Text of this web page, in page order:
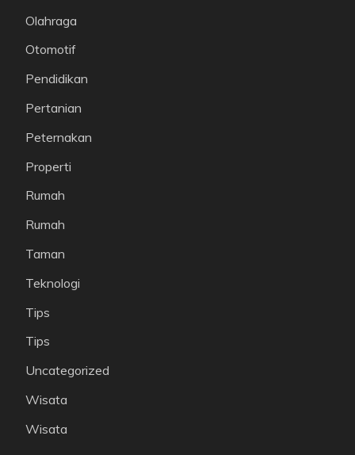
Olahraga
Otomotif
Pendidikan
Pertanian
Peternakan
Properti
Rumah
Rumah
Taman
Teknologi
Tips
Tips
Uncategorized
Wisata
Wisata